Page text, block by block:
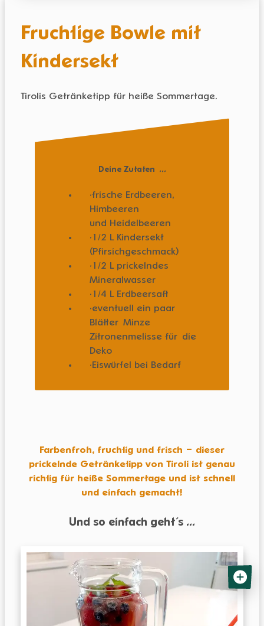
KINDERCLUB
Mein
Tiroli
Fruchtige Bowle mit
Kindersekt
Tirolis Getränketipp für heiße Sommertage.
Deine Zutaten ...
frische Erdbeeren,
Himbeeren
und Heidelbeeren
1/2 L Kindersekt
(Pfirsichgeschmack)
1/2 L prickelndes
Mineralwasser
1/4 L Erdbeersaft
eventuell ein paar
Blätter Minze
Zitronenmelisse für die
Deko
Eiswürfel bei Bedarf
Farbenfroh, fruchtig und frisch – dieser
prickelnde Getränketipp von Tiroli ist genau
richtig für heiße Sommertage und ist schnell
und einfach gemacht!
Und so einfach geht´s ...